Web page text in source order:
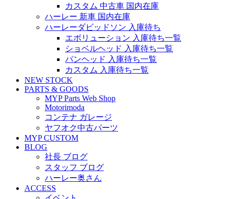
カスタム 中古車 国内在庫
ハーレー 新車 国内在庫
ハーレーダビッドソン 入庫待ち
エボリューション 入庫待ち一覧
ショベルヘッド 入庫待ち一覧
パンヘッド 入庫待ち一覧
カスタム 入庫待ち一覧
NEW STOCK
PARTS & GOODS
MYP Parts Web Shop
Motorimoda
コンテナ ガレージ
ヤフオク中古パーツ
MYP CUSTOM
BLOG
社長 ブログ
スタッフ ブログ
ハーレー奥さん
ACCESS